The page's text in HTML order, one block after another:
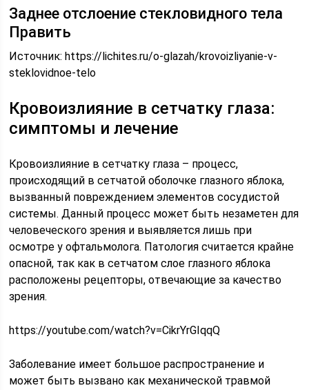
Заднее отслоение стекловидного тела
Править
Источник:https://lichites.ru/o-glazah/krovoizliyanie-v-
steklovidnoe-telo
Кровоизлияние в сетчатку глаза:
симптомы и лечение
Кровоизлияние в сетчатку глаза – процесс,
происходящий в сетчатой оболочке глазного яблока,
вызванный повреждением элементов сосудистой
системы. Данный процесс может быть незаметен для
человеческого зрения и выявляется лишь при
осмотре у офтальмолога. Патология считается крайне
опасной, так как в сетчатом слое глазного яблока
расположены рецепторы, отвечающие за качество
зрения.
https://youtube.com/watch?v=CikrYrGIqqQ
Заболевание имеет большое распространение и
может быть вызвано как механической травмой